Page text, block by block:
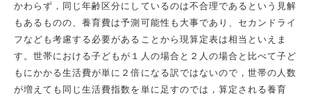
かわらず，同じ年齢区分にしているのは不合理であるという見解
もあるものの、養育費は予測可能性も大事であり、セカンドライ
フなども考慮する必要があることから現算定表は相当といえま
す。世帯における子どもが１人の場合と２人の場合と比べて子ど
もにかかる生活費が単に２倍になる訳ではないので，世帯の人数
が増えても同じ生活費指数を単に足すのでは，算定される養育